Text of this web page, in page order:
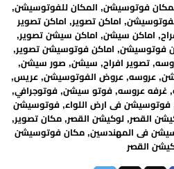
فوتوسيشن, المكان للفوتوسيشن,
, اماكن تصوير, اماكن تصوير
, اماكن سيشن, اماكن سيشن تصوير,
فوتوسيشن, اماكن فوتوسيشن تصوير,
,تصوير افراح, سيشن, صور سيشن,
,عروسه,عروض الفوتوسيشن,عريس,
, غرفه عروسه, فوتو سيشن, فوتوجرافي,
فوتوسيشن فى ارض اللواء, فوتوسيشن
القصر,لوكيشن القصر,مكان تصوير,
فى المهندسين,مكان فوتوسيشن
القصر